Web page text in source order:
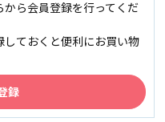
ら会員登録を行ってくだ
ておくと便利にお買い物